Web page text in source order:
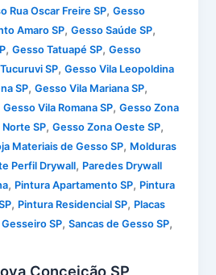
Rua Oscar Freire SP,Gesso
Amaro SP,Gesso Saúde SP,
,Gesso Tatuapé SP,Gesso
SP,Gesso Vila Leopoldina
SP,Gesso Vila Mariana SP,
Gesso Vila Romana SP,Gesso Zona
SP,Gesso Zona Oeste SP,
Materiais de Gesso SP, Molduras
Perfil Drywall, Paredes Drywall
, Pintura Apartamento SP, Pintura
, Pintura Residencial SP, Placas
SP,Sancas de Gesso SP,
Conceição SP